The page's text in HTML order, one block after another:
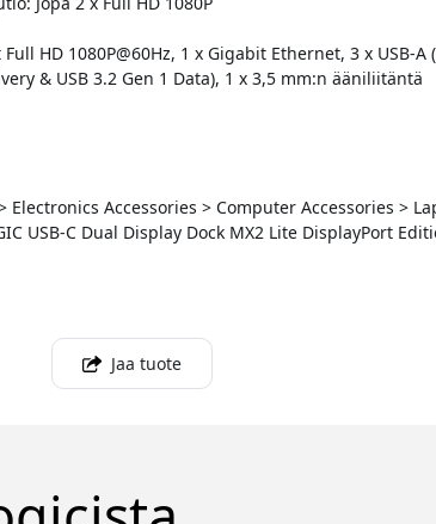
HD 1080P@60Hz, 1 x Gigabit Ethernet, 3 x USB-A
& USB 3.2 Gen 1 Data), 1 x 3,5 mm:n ääniliitäntä
Electronics Accessories > Computer Accessories >
USB-C Dual Display Dock MX2 Lite DisplayPort
Jaa tuote